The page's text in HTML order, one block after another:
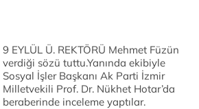
9 EYLÜL Ü. REKTÖRÜ Mehmet Füzün
verdiği sözü tuttu.Yanında ekibiyle
Sosyal İşler Başkanı Ak Parti İzmir
Milletvekili Prof. Dr. Nükhet Hotar’da
beraberinde inceleme yaptılar.